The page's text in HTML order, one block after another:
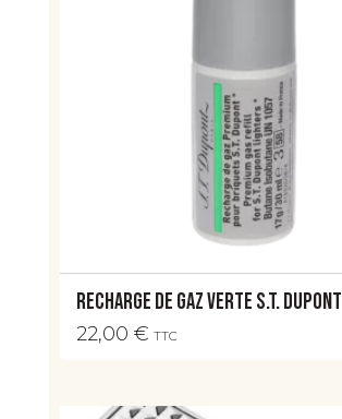
Recharge de gaz verte S.T. Dupont
22,00 € TTC